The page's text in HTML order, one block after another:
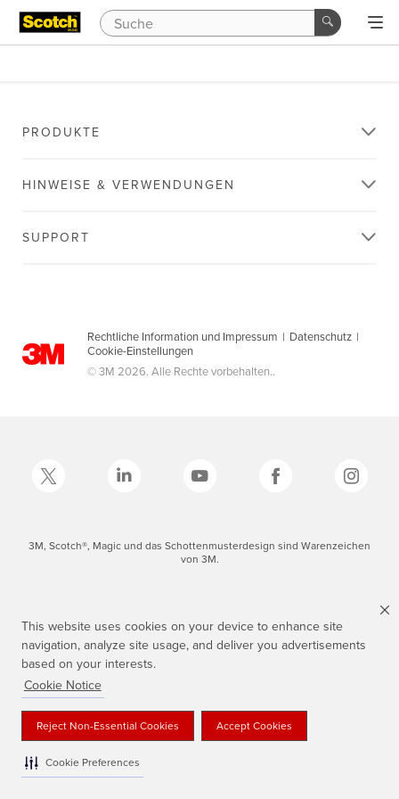
This website uses cookies on your device to enhance site
navigation, analyze site usage, and deliver you advertisements
based on your interests.
Cookie Notice
Reject Non-Essential Cookies Accept Cookies
Cookie Preferences
PRODUKTE
HINWEISE & VERWENDUNGEN
SUPPORT
Rechtliche Information und Impressum | Datenschutz |
Cookie-Einstellungen
© 3M 2026. Alle Rechte vorbehalten..
3M, Scotch®, Magic und das Schottenmusterdesign sind Warenzeichen
von 3M.